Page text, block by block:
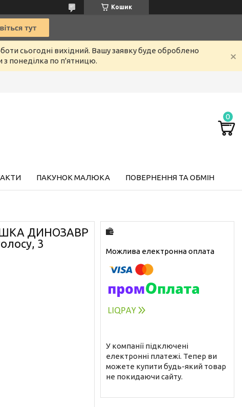
Кошик
сьогодні вихідний. Вашу заявку буде оброблено
з понеділка по п'ятницю.
ПАКУНОК МАЛЮКА ПОВЕРНЕННЯ ТА ОБМІН
ДИНОЗАВР
3
У компанії підключені
електронні платежі. Тепер ви
можете купити будь-який товар
не покидаючи сайту.